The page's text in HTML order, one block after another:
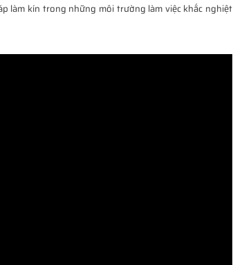
làm kín trong những môi trường làm việc khắc nghiệt